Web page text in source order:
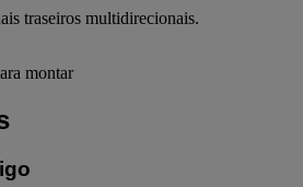
traseiros multidirecionais.
montar